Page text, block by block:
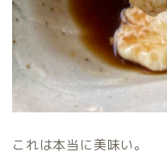
これは本当に美味い。